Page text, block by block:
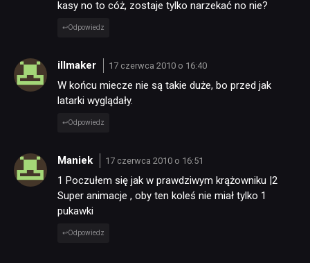
kasy no to cóż, zostaje tylko narzekać no nie?
Odpowiedz
illmaker 17 czerwca 2010 o 16:40
W końcu miecze nie są takie duże, bo przed jak
latarki wyglądały.
Odpowiedz
Maniek 17 czerwca 2010 o 16:51
1 Poczułem się jak w prawdziwym krążowniku |2
Super animacje , oby ten koleś nie miał tylko 1
pukawki
Odpowiedz